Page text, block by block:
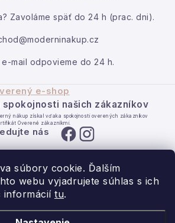
súbory cookie. Ďalším
webu vyjadrujete súhlas s ich
informácií tu.
Zavoláme späť do 24 h (prac. dni).
e-mail odpovieme do 24 h.
e-shop
spokojnosti našich zákazníkov
nákup získal vďaka spokojnosti overených zákazníkov
Overené zákazníkmi.
nás
domov s láskou.